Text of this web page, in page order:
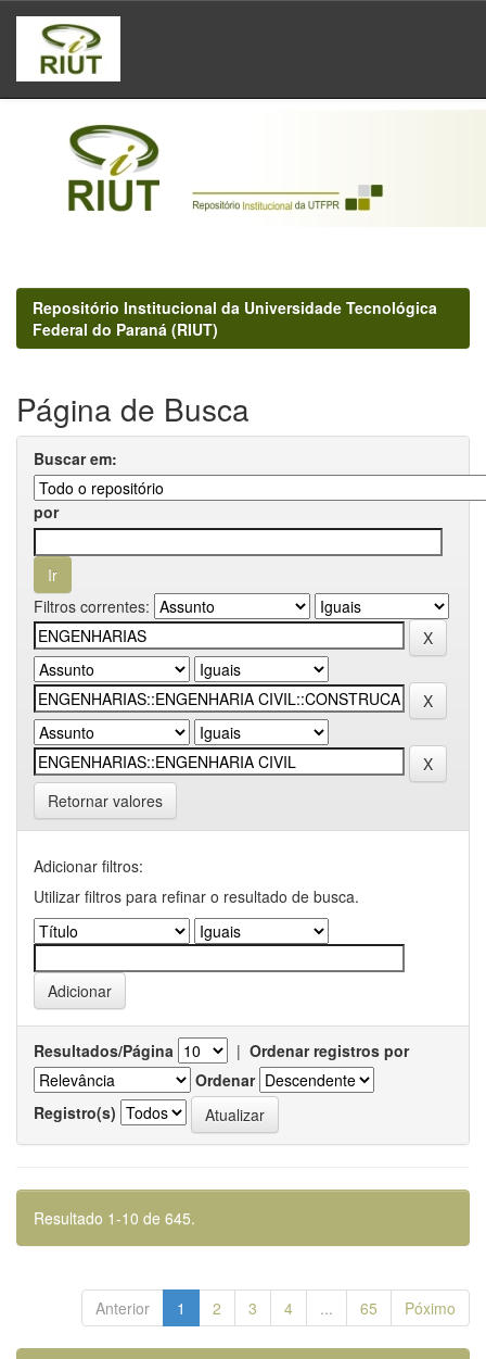
Skip
navigation
Repositório Institucional da Universidade Tecnológica
Federal do Paraná (RIUT)
Página de Busca
Buscar em:
por
Filtros correntes:
Retornar valores
Adicionar filtros:
Utilizar filtros para refinar o resultado de busca.
Resultados/Página | Ordenar registros por
Ordenar
Registro(s)
Resultado 1-10 de 645.
Anterior 1 2 3 4 ... 65 Póximo